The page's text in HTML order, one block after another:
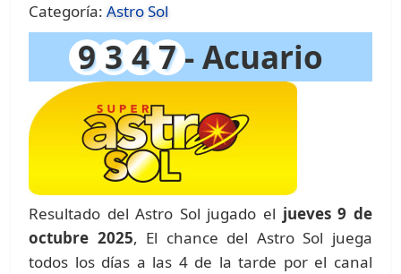
Categoría:Astro Sol
9 3 4 7- Acuario
Resultado del Astro Sol jugado el jueves 9 de
octubre 2025, El chance del Astro Sol juega
todos los días a las 4 de la tarde por el canal